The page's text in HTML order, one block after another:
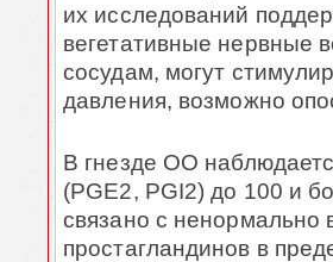
их исследований
вегетативные нервные
сосудам, могут
давле­ния, возможно
В гнезде ОО
(PGE2, PGI2) до 100 и
связано с ненормально
простагландинов в